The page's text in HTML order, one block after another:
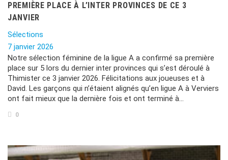
PREMIÈRE PLACE À L’INTER PROVINCES DE CE 3
JANVIER
Sélections
7 janvier 2026
Notre sélection féminine de la ligue A a confirmé sa première
place sur 5 lors du dernier inter provinces qui s’est déroulé à
Thimister ce 3 janvier 2026. Félicitations aux joueuses et à
David. Les garçons qui n’étaient alignés qu’en ligue A à Verviers
ont fait mieux que la dernière fois et ont terminé à…
0